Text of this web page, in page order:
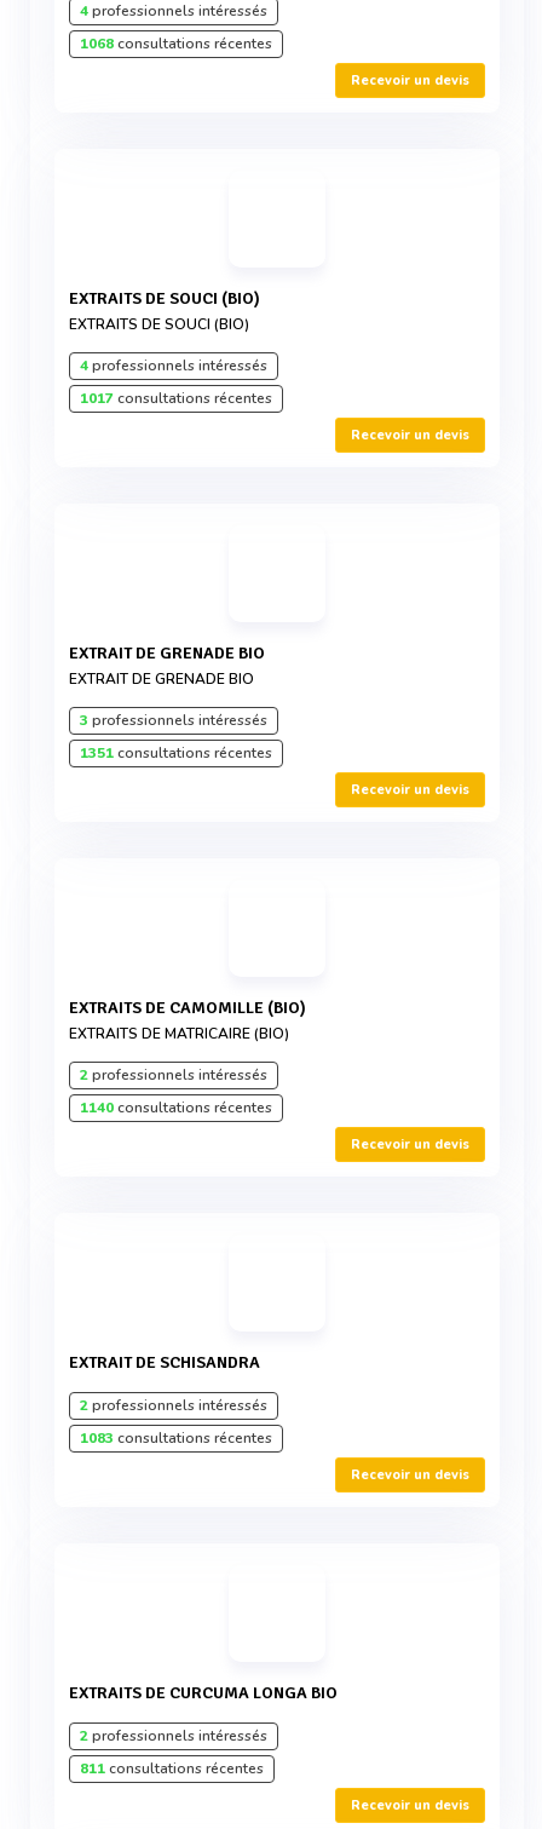
4professionnels intéressés
1068consultations récentes
Recevoir un devis
EXTRAITS DE SOUCI (BIO)
EXTRAITS DE SOUCI (BIO)
4professionnels intéressés
1017consultations récentes
Recevoir un devis
EXTRAIT DE GRENADE BIO
EXTRAIT DE GRENADE BIO
3 professionnels intéressés
1351consultations récentes
Recevoir un devis
EXTRAITS DE CAMOMILLE (BIO)
EXTRAITS DE MATRICAIRE (BIO)
2professionnels intéressés
1140consultations récentes
Recevoir un devis
EXTRAIT DE SCHISANDRA
2professionnels intéressés
1083 consultations récentes
Recevoir un devis
EXTRAITS DE CURCUMA LONGA BIO
2professionnels intéressés
811consultations récentes
Recevoir un devis